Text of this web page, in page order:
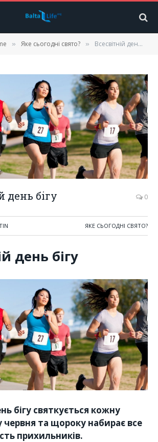
» Яке сьогодні свято? » Всесвітній день бігу
день бігу 0
ЯКЕ СЬОГОДНІ СВЯТО?
день бігу
бігу святкується кожну
червня та щороку набирає все
прихильників.